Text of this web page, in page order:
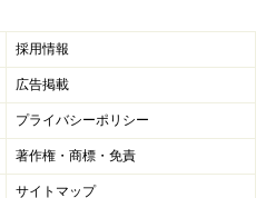
採用情報
広告掲載
プライバシーポリシー
著作権・商標・免責
サイトマップ